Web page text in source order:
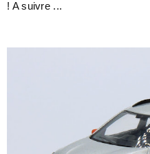
! A suivre ...